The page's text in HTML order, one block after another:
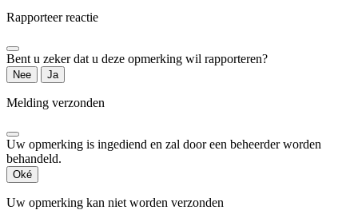
Rapporteer reactie
Bent u zeker dat u deze opmerking wil rapporteren?
Nee Ja
Melding verzonden
Uw opmerking is ingediend en zal door een beheerder worden
behandeld.
Oké
Uw opmerking kan niet worden verzonden